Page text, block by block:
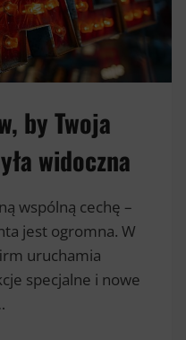
by Twoja
widoczna
wspólną cechę –
jest ogromna. W
uruchamia
specjalne i nowe